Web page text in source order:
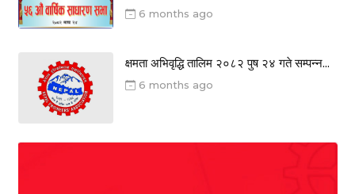
6 months ago
क्षमता अभिवृद्धि तालिम २०८२ पुष २४ गते सम्पन्न...
6 months ago